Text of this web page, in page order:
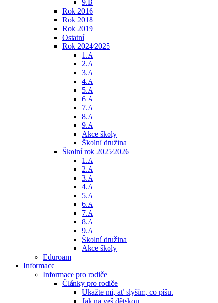
9.B
Rok 2016
Rok 2018
Rok 2019
Ostatní
Rok 2024⁄2025
1.A
2.A
3.A
4.A
5.A
6.A
7.A
8.A
9.A
Akce školy
Školní družina
Školní rok 2025⁄2026
1.A
2.A
3.A
4.A
5.A
6.A
7.A
8.A
9.A
Školní družina
Akce školy
Eduroam
Informace
Informace pro rodiče
Články pro rodiče
Ukažte mi, ať slyším, co píšu.
Jak na veš dětskou